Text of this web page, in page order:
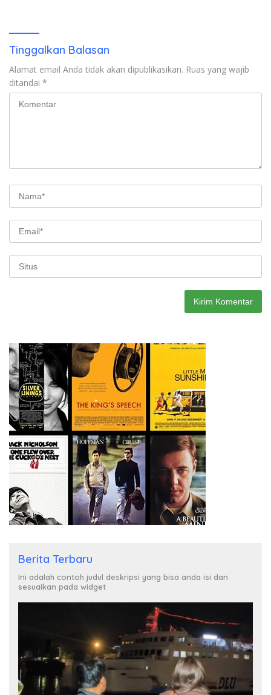
Tinggalkan Balasan
Alamat email Anda tidak akan dipublikasikan. Ruas yang wajib
ditandai *
Berita Terbaru
Ini adalah contoh judul deskripsi yang bisa anda isi dan
sesuaikan pada widget